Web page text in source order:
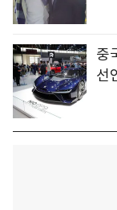
중
선